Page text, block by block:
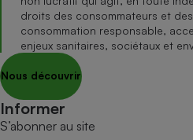
droits des consommateurs et
consommation responsable,
enjeux sanitaires, sociétaux et
Nous découvrir
Informer
S’abonner au site